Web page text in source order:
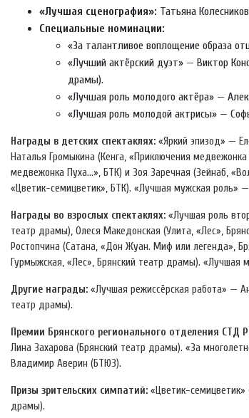
«Лучшая сценография»: Татьяна
Специальные номинации:
«За талантливое воплощение образа
«Лучший актёрский дуэт» — Виктор
драмы).
«Лучшая роль молодого актёра» —
«Лучшая роль молодой актрисы» —
Награды в детских спектаклях: «Яркий эпизод» —
Наталья Громыкина (Кенга, «Приключения
медвежонка Пуха…», БТК) и Зоя Заречная (Зейнаб,
«Цветик-семицветик», БТК). «Лучшая мужская
Награды во взрослых спектаклях: «Лучшая роль
театр драмы), Олеся Македонская (Улита, «Лес»,
Ростопчина (Сатана, «Дон Жуан. Миф или легенда»,
Гурмыжская, «Лес», Брянский театр драмы). «Лучшая
Другие награды: «Лучшая режиссёрская работа» —
театр драмы).
Премии Брянского регионального отделения СТД
Лина Захарова (Брянский театр драмы). «За
Владимир Аверин (БТЮЗ).
Призы зрительских симпатий: «Цветик-семицветик»
драмы).